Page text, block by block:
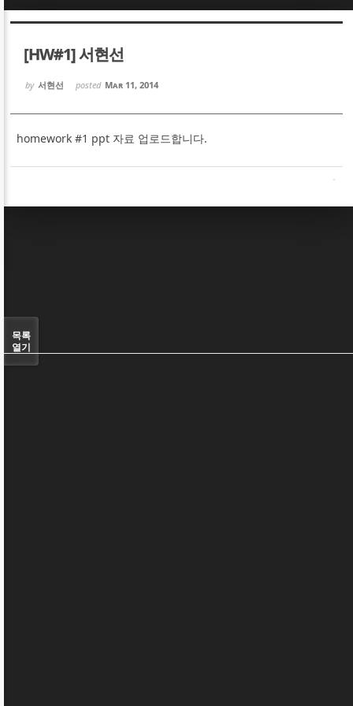
[HW#1] 서현선
by 서현선 posted Mar 11, 2014
homework #1 ppt 자료 업로드합니다.
목록
열기
Sketchbook5, 스케치북5
Sketchbook5, 스케치북5
Sketchbook5, 스케치북5
Sketchbook5, 스케치북5